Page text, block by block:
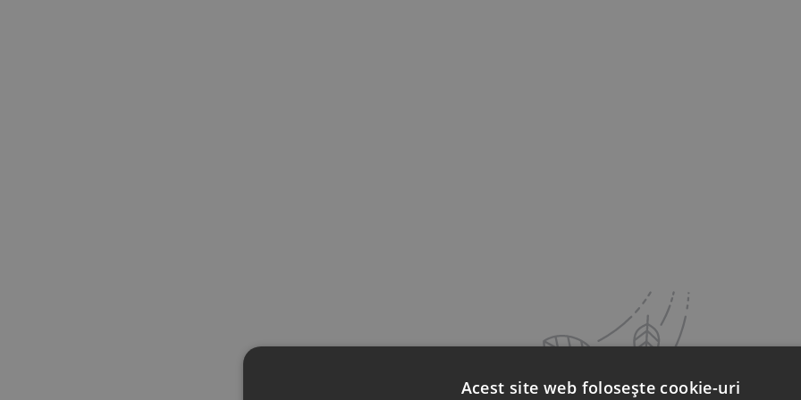
Acest site web folosește cookie-uri